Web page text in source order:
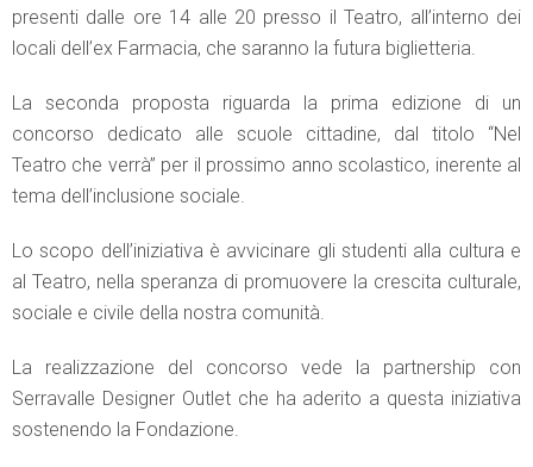
presenti dalle ore 14 alle 20 presso il Teatro, all’interno dei
locali dell’ex Farmacia, che saranno la futura biglietteria.
La seconda proposta riguarda la prima edizione di un
concorso dedicato alle scuole cittadine, dal titolo “Nel
Teatro che verrà” per il prossimo anno scolastico, inerente al
tema dell’inclusione sociale.
Lo scopo dell’iniziativa è avvicinare gli studenti alla cultura e
al Teatro, nella speranza di promuovere la crescita culturale,
sociale e civile della nostra comunità.
La realizzazione del concorso vede la partnership con
Serravalle Designer Outlet che ha aderito a questa iniziativa
sostenendo la Fondazione.